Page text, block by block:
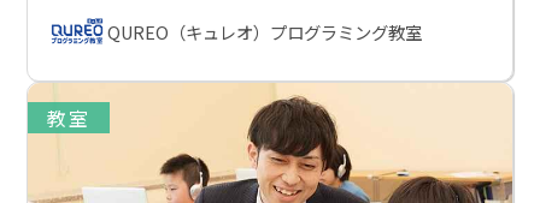
QUREO（キュレオ）プログラミング教室
教室